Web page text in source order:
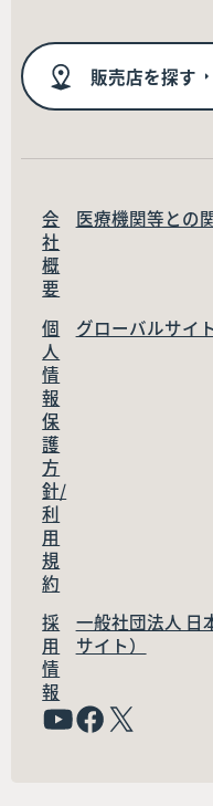
販売店を探す
会
社
概
要
医療機関等との
個
人
情
報
保
護
方
針/
利
用
規
約
グローバルサイト
採
用
情
報
一般社団法人 日
サイト）